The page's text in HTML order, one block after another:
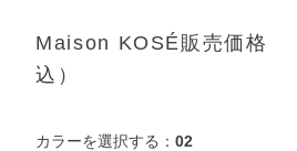
Maison KOSÉ販売価格
込）
カラーを選択する：02